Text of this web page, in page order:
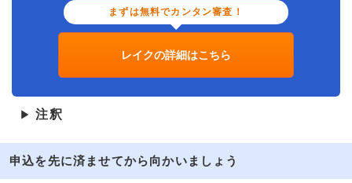
まずは無料でカンタン審査！
レイクの詳細はこちら
▶ 注釈
申込を先に済ませてから向かいましょう